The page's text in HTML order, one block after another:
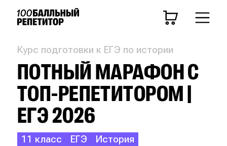
Курс подготовки к ЕГЭ по истории
ПОТНЫЙ МАРАФОН С
ТОП-РЕПЕТИТОРОМ |
ЕГЭ 2026
11 класс ЕГЭ История